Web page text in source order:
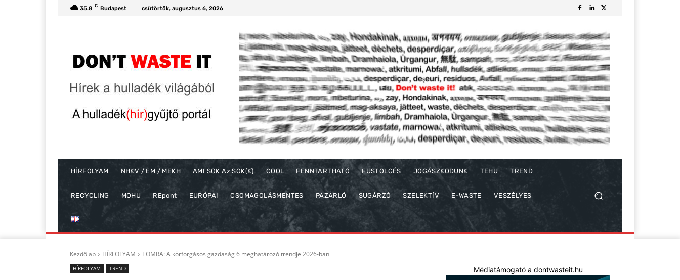
35.8 C Budapest csütörtök, augusztus 6, 2026
HÍRFOLYAM NHKV / EM / MEKH AMI SOK Az SOK(K) COOL FENNTARTHATÓ FÜSTÖLGÉS JOGÁSZKODUNK TEHU TREND
RECYCLING MOHU REpont EURÓPAI CSOMAGOLÁSMENTES PAZARLÓ SUGÁRZÓ SZELEKTÍV E-WASTE VESZÉLYES
Kezdőlap HÍRFOLYAM TOMRA: A körforgásos gazdaság 6 meghatározó trendje 2026-ban
HÍRFOLYAM TREND Médiatámogató a dontwasteit.hu